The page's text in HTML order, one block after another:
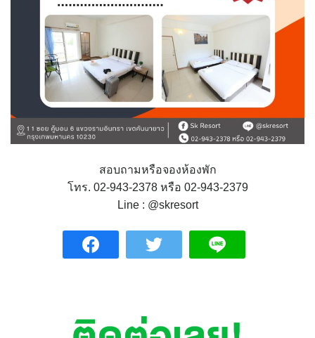
สอบถามหรือจองห้องพัก
โทร. 02-943-2378 หรือ 02-943-2379
Line : @skresort